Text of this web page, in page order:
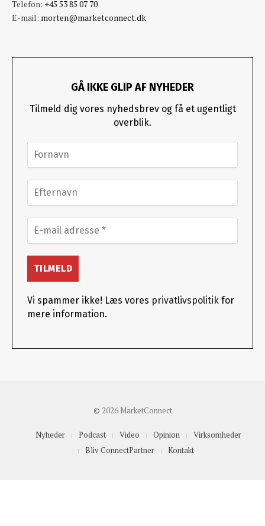
Telefon: +45 53 85 07 70
E-mail: morten@marketconnect.dk
GÅ IKKE GLIP AF NYHEDER
Tilmeld dig vores nyhedsbrev og få et ugentligt
overblik.
Vi spammer ikke! Læs vores privatlivspolitik for
mere information.
© 2026 MarketConnect
Nyheder Podcast Video Opinion
Virksomheder
Bliv ConnectPartner
Kontakt